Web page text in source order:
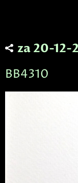
za 20-12-
BB4310